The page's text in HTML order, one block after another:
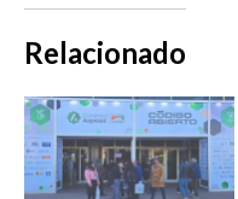
Relacionado